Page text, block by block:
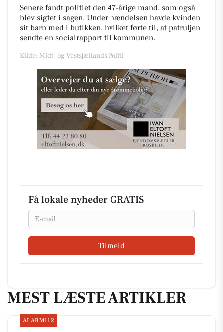
Senere fandt politiet den 47-årige mand, som også
blev sigtet i sagen. Under hændelsen havde kvinden
sit barn med i butikken, hvilket førte til, at patruljen
sendte en socialrapport til kommunen.
Kilde: Midt- og Vestsjællands Politi
Få lokale nyheder GRATIS
Email
Tilmeld
MEST LÆSTE ARTIKLER
ALARM112